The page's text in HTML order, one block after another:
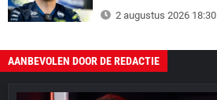
2 augustus 2026 18:30
AANBEVOLEN DOOR DE REDACTIE